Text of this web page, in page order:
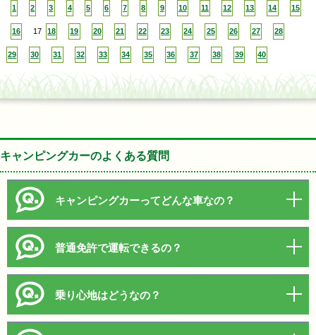
1 2 3 4 5 6 7 8 9 10 11 12 13 14 15
16 17 18 19 20 21 22 23 24 25 26 27 28
29 30 31 32 33 34 35 36 37 38 39 40
キャンピングカーのよくある質問
キャンピングカーってどんな車なの？
普通免許で運転できるの？
乗り心地はどうなの？